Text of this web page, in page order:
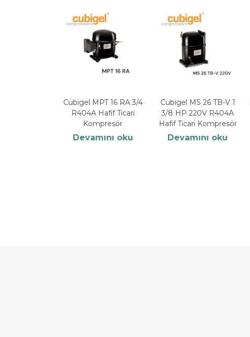
Cubigel MPT 16 RA 3/4
R404A Hafif Ticari
Kompresör
Devamını oku
Cubigel MS 26 TB-V 1
3/8 HP 220V R404A
Hafif Ticari Kompresör
Devamını oku